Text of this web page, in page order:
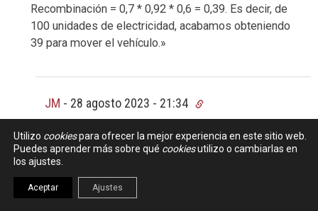
Recombinación = 0,7 * 0,92 * 0,6 = 0,39. Es decir, de
100 unidades de electricidad, acabamos obteniendo
39 para mover el vehículo.»
JM - 28 agosto 2023 - 21:34
Es decir que de toda la energía generada sólo el
40% (con suerte) termina moviendo las ruedas del
vehículo.
Utilizo cookiespara ofrecer la mejor experiencia en este sitio web.
Puedes aprender más sobre qué cookiesutilizo o cambiarlas en
los ajustes.
Aceptar Ajustes